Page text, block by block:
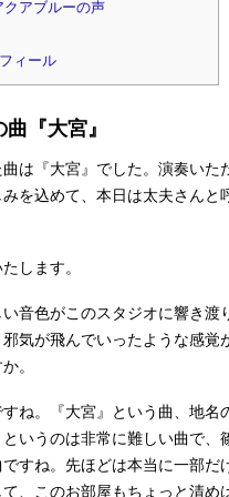
アブルーの声
ィール
『大宮』
曲は『大宮』でした。演奏い
を込めて、本日は太夫さん
します。
い音色がこのスタジオに響き
気が飛んでいったような感
。
すね。『大宮』という曲、地
いうのは非常に難しい曲で
すね。先ほどは本当に一部
、このお部屋もちょっと清